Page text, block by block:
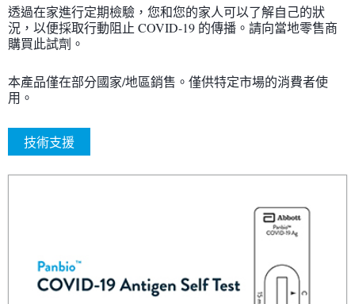
透過在家進行定期檢驗，您和您的家人可以了解自己的狀
況，以便採取行動阻止 COVID-19 的傳播。請向當地零售商
購買此試劑。
本產品僅在部分國家/地區銷售。僅供特定市場的消費者使
用。
技術支援